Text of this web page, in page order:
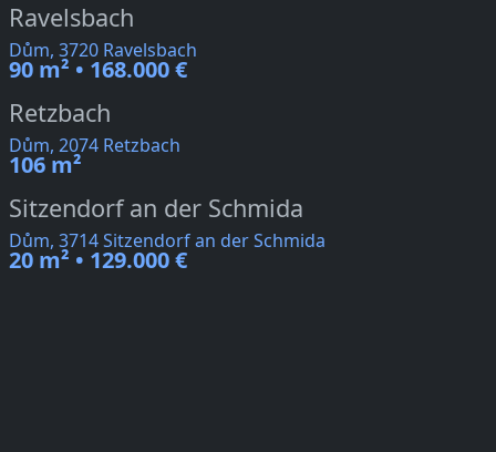
Ravelsbach
Dům, 3720 Ravelsbach
90 m² • 168.000 €
Retzbach
Dům, 2074 Retzbach
106 m²
Sitzendorf an der Schmida
Dům, 3714 Sitzendorf an der Schmida
20 m² • 129.000 €